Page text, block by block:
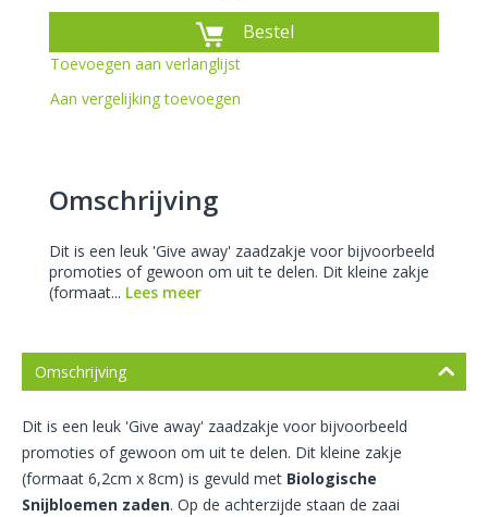
Bestel
Toevoegen aan verlanglijst
Aan vergelijking toevoegen
Omschrijving
Dit is een leuk 'Give away' zaadzakje voor bijvoorbeeld
promoties of gewoon om uit te delen. Dit kleine zakje
(formaat... Lees meer
Omschrijving
Dit is een leuk 'Give away' zaadzakje voor bijvoorbeeld
promoties of gewoon om uit te delen. Dit kleine zakje
(formaat 6,2cm x 8cm) is gevuld met Biologische
Snijbloemen zaden. Op de achterzijde staan de zaai